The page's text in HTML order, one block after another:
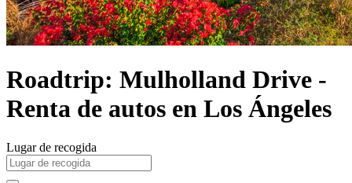
Roadtrip: Mulholland Drive -
Renta de autos en Los Ángeles
Lugar de recogida